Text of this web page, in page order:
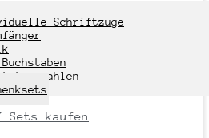
Schriftzüge
Sets kaufen